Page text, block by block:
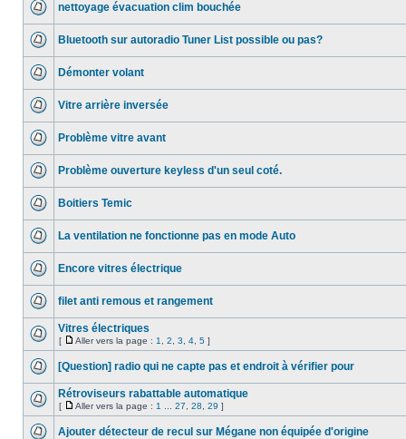
nettoyage évacuation clim bouchée
Bluetooth sur autoradio Tuner List possible ou pas?
Démonter volant
Vitre arrière inversée
Problème vitre avant
Problème ouverture keyless d'un seul coté.
Boitiers Temic
La ventilation ne fonctionne pas en mode Auto
Encore vitres électrique
filet anti remous et rangement
Vitres électriques
[ Aller vers la page : 1 2 3 4 5 ]
[Question] radio qui ne capte pas et endroit à vérifier pour
Rétroviseurs rabattable automatique
[ Aller vers la page : 1 27 28 29 ]
Ajouter détecteur de recul sur Mégane non équipée d'origine